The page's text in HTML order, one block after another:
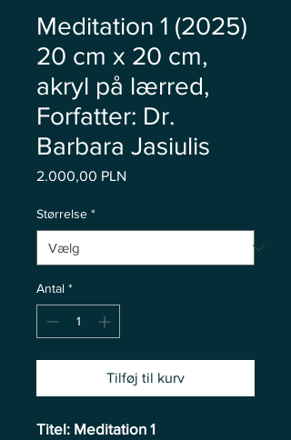
Meditation 1 (2025)
20 cm x 20 cm,
akryl på lærred,
Forfatter: Dr.
Barbara Jasiulis
2.000,00 PLN
Størrelse *
Antal *
Tilføj til kurv
Titel: Meditation 1